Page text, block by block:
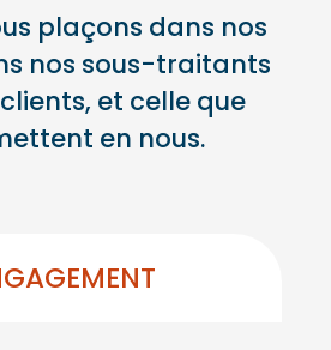
plaçons dans nos
nos sous-traitants
et celle que
en nous.